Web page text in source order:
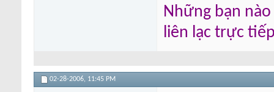
Những bạn
liên lạc trực
02-28-2006, 11:45 PM